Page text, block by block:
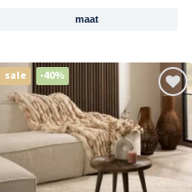
maat
sale -40%